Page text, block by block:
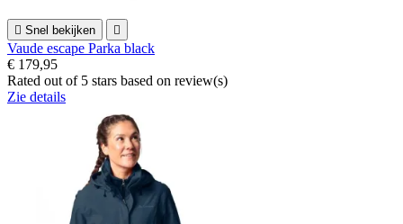
 Snel bekijken 
Vaude escape Parka black
€ 179,95
Rated out of 5 stars based on review(s)
Zie details